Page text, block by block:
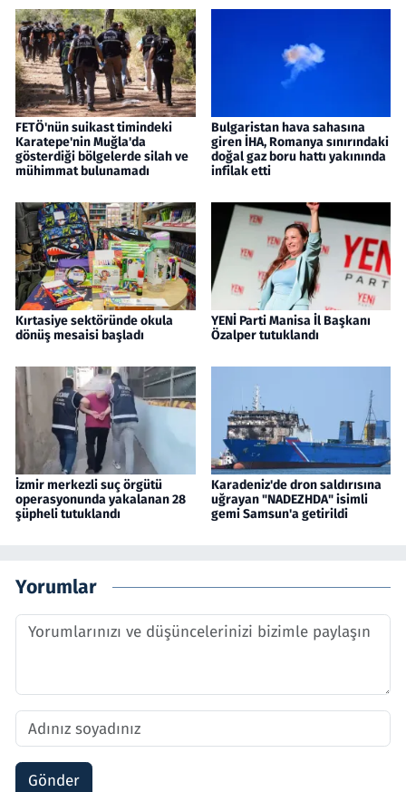
FETÖ'nün suikast timindeki
Karatepe'nin Muğla'da
gösterdiği bölgelerde silah ve
mühimmat bulunamadı
Bulgaristan hava sahasına
giren İHA, Romanya sınırındaki
doğal gaz boru hattı yakınında
infilak etti
Kırtasiye sektöründe okula
dönüş mesaisi başladı
YENİ Parti Manisa İl Başkanı
Özalper tutuklandı
İzmir merkezli suç örgütü
operasyonunda yakalanan 28
şüpheli tutuklandı
Karadeniz'de dron saldırısına
uğrayan "NADEZHDA" isimli
gemi Samsun'a getirildi
Yorumlar
Gönder